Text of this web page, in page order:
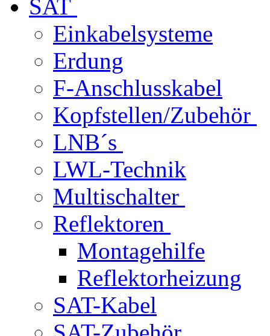
SAT
Einkabelsysteme
Erdung
F-Anschlusskabel
Kopfstellen/Zubehör
LNB´s
LWL-Technik
Multischalter
Reflektoren
Montagehilfe
Reflektorheizung
SAT-Kabel